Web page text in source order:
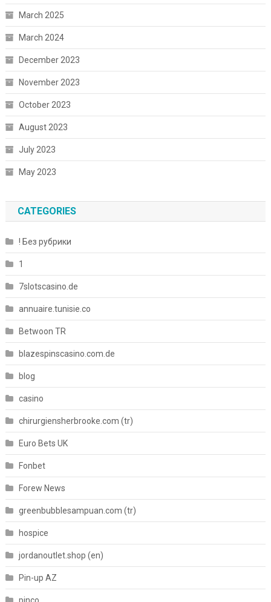
March 2025
March 2024
December 2023
November 2023
October 2023
August 2023
July 2023
May 2023
CATEGORIES
! Без рубрики
1
7slotscasino.de
annuaire.tunisie.co
Betwoon TR
blazespinscasino.com.de
blog
casino
chirurgiensherbrooke.com (tr)
Euro Bets UK
Fonbet
Forew News
greenbubblesampuan.com (tr)
hospice
jordanoutlet.shop (en)
Pin-up AZ